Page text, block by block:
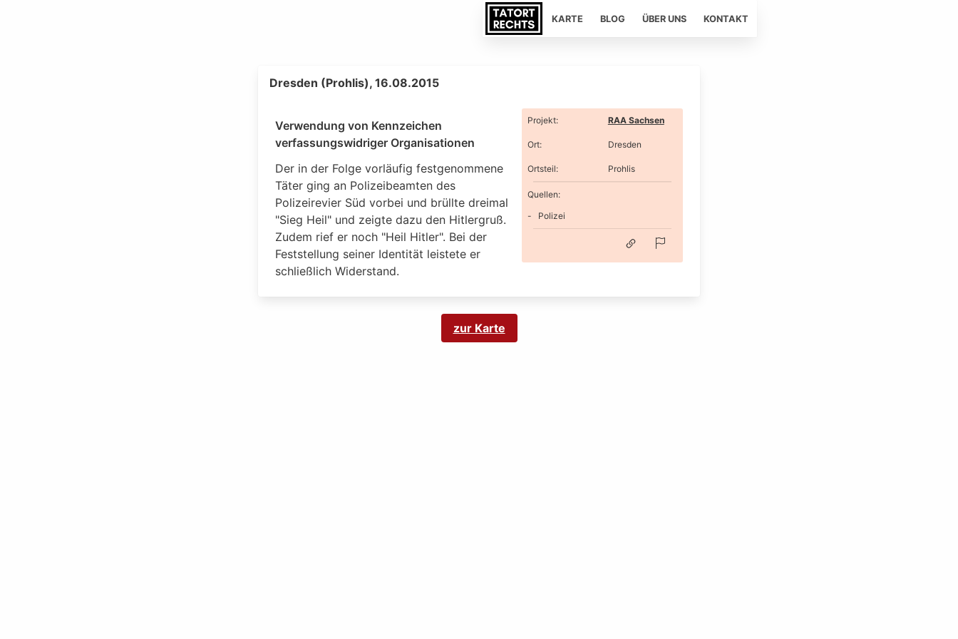
KARTE BLOG ÜBER UNS KONTAKT
Dresden (Prohlis), 16.08.2015
Verwendung von Kennzeichen
verfassungswidriger Organisationen
Der in der Folge vorläufig festgenommene
Täter ging an Polizeibeamten des
Polizeirevier Süd vorbei und brüllte dreimal
"Sieg Heil" und zeigte dazu den Hitlergruß.
Zudem rief er noch "Heil Hitler". Bei der
Feststellung seiner Identität leistete er
schließlich Widerstand.
Projekt: RAA Sachsen
Ort: Dresden
Ortsteil: Prohlis
Quellen:
Polizei
zur Karte